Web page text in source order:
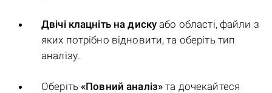
Двічі клацніть на диску або області, файли з
яких потрібно відновити, та оберіть тип
аналізу.
Оберіть«Повний аналіз» та дочекайтеся